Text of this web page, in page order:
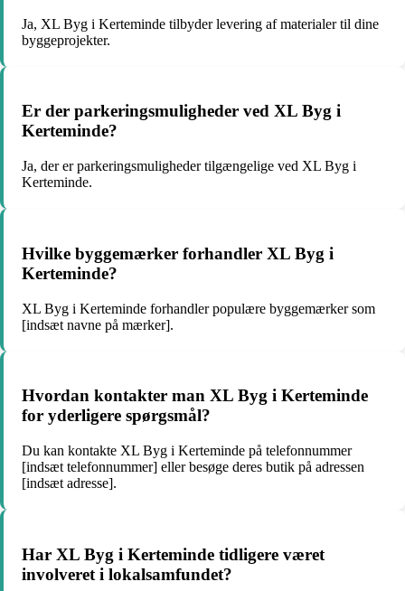
Ja, XL Byg i Kerteminde tilbyder levering af materialer til dine
byggeprojekter.
Er der parkeringsmuligheder ved XL Byg i
Kerteminde?
Ja, der er parkeringsmuligheder tilgængelige ved XL Byg i
Kerteminde.
Hvilke byggemærker forhandler XL Byg i
Kerteminde?
XL Byg i Kerteminde forhandler populære byggemærker som
[indsæt navne på mærker].
Hvordan kontakter man XL Byg i Kerteminde
for yderligere spørgsmål?
Du kan kontakte XL Byg i Kerteminde på telefonnummer
[indsæt telefonnummer] eller besøge deres butik på adressen
[indsæt adresse].
Har XL Byg i Kerteminde tidligere været
involveret i lokalsamfundet?